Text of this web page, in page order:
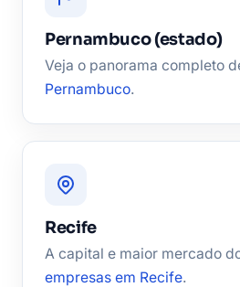
Pernambuco (estado)
Veja o panorama completo
Pernambuco.
Recife
A capital e maior mercado
empresas em Recife.